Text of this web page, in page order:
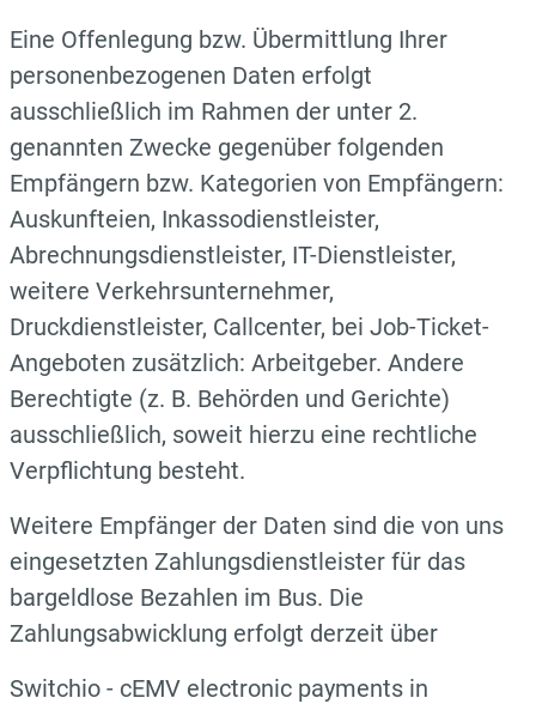
Eine Offenlegung bzw. Übermittlung Ihrer
personenbezogenen Daten erfolgt
ausschließlich im Rahmen der unter 2.
genannten Zwecke gegenüber folgenden
Empfängern bzw. Kategorien von Empfängern:
Auskunfteien, Inkassodienstleister,
Abrechnungsdienstleister, IT-Dienstleister,
weitere Verkehrsunternehmer,
Druckdienstleister, Callcenter, bei Job-Ticket-
Angeboten zusätzlich: Arbeitgeber. Andere
Berechtigte (z. B. Behörden und Gerichte)
ausschließlich, soweit hierzu eine rechtliche
Verpflichtung besteht.
Weitere Empfänger der Daten sind die von uns
eingesetzten Zahlungsdienstleister für das
bargeldlose Bezahlen im Bus. Die
Zahlungsabwicklung erfolgt derzeit über
Switchio - cEMV electronic payments in